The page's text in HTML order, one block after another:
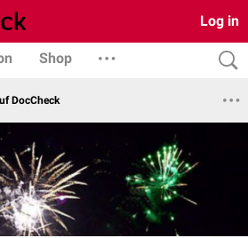
Log in
Shop
DocCheck